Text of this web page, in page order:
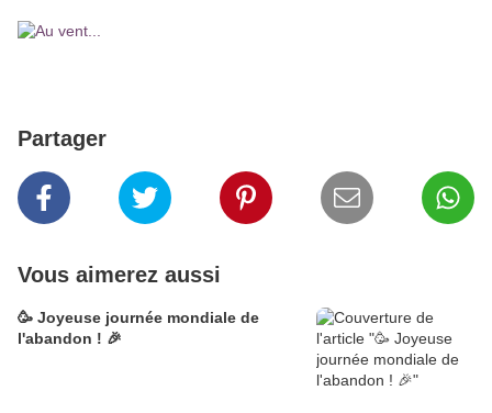
Partager
Vous aimerez aussi
🥳 Joyeuse journée mondiale de
l'abandon ! 🎉